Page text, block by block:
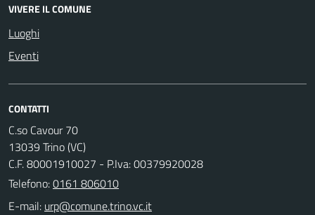
VIVERE IL COMUNE
Luoghi
Eventi
CONTATTI
C.so Cavour 70
13039 Trino (VC)
C.F. 80001910027 - P.Iva: 00379920028
Telefono:0161 806010
E-mail: